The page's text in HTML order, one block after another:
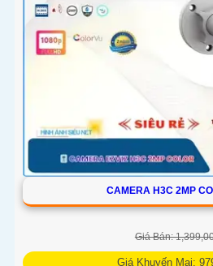
CAMERA H3C 2MP
Giá Bán:
Giá Khuyến Mại: